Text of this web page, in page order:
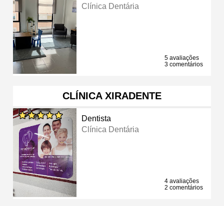
Clínica Dentária
5 avaliações
3 comentários
CLÍNICA XIRADENTE
Dentista
Clínica Dentária
4 avaliações
2 comentários